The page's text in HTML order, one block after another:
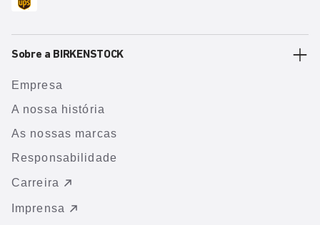
Sobre a BIRKENSTOCK
Empresa
A nossa história
As nossas marcas
Responsabilidade
Carreira
Imprensa